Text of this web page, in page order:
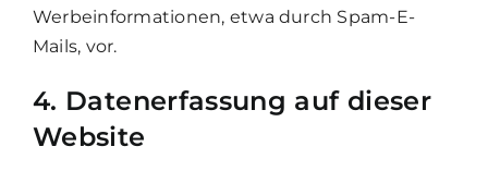
Werbeinformationen, etwa durch Spam-E-
Mails, vor.
4. Datenerfassung auf dieser
Website